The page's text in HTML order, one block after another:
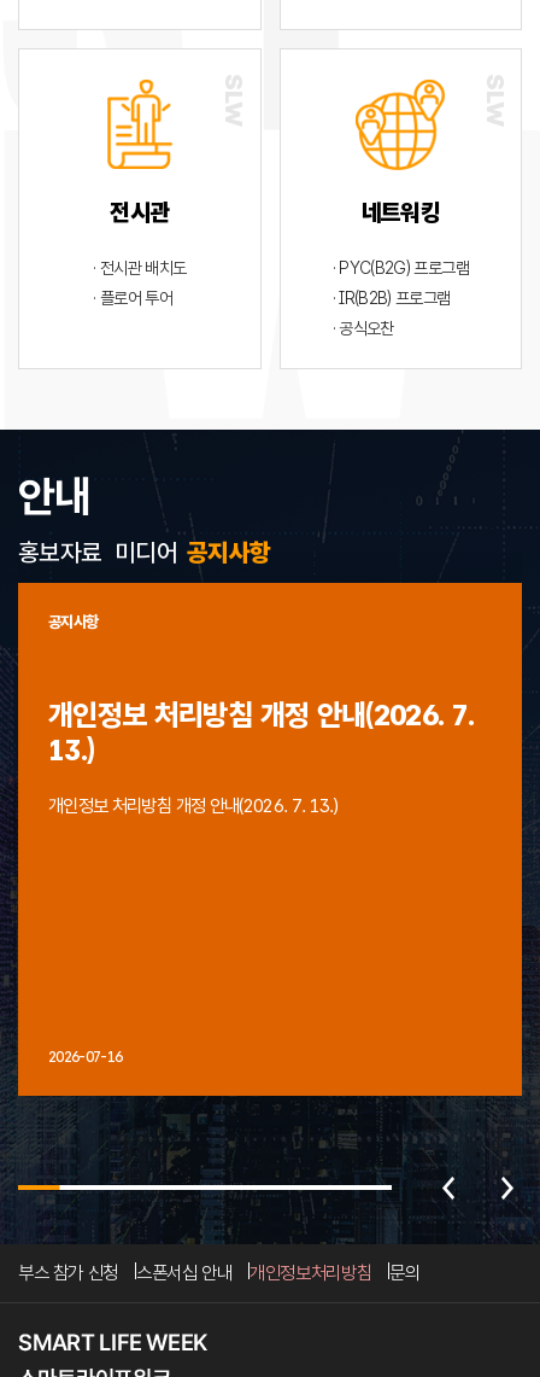
전시관
· 전시관 배치도
· 플로어 투어
네트워킹
· PYC(B2G) 프로그램
· IR(B2B) 프로그램
· 공식오찬
안내
공지사항
공지사항
개인정보 처리방침 개정 안내(2026. 7.
13.)
개인정보 처리방침 개정 안내(2026. 7. 13.)
2026-07-16
홍보자료 미디어
부스 참가 신청 스폰서십 안내 개인정보처리방침 문의